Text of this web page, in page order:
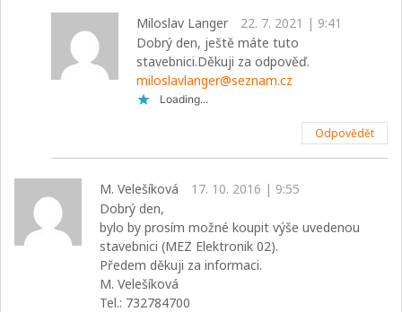
Miloslav Langer
22. 7. 2021 | 9:41
Dobrý den, ještě máte tuto
stavebnici.Děkuji za odpověď.
miloslavlanger@seznam.cz
Loading...
Odpovědět
M. Velešíková
17. 10. 2016 | 9:55
Dobrý den,
bylo by prosím možné koupit výše uvedenou
stavebnici (MEZ Elektronik 02).
Předem děkuji za informaci.
M. Velešíková
Tel.: 732784700